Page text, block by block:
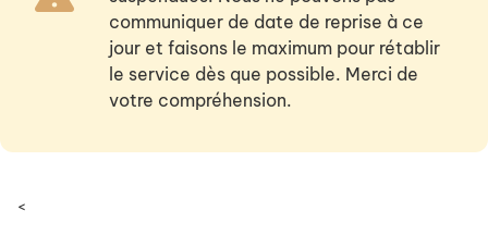
communiquer de date de reprise à ce
jour et faisons le maximum pour rétablir
le service dès que possible. Merci de
votre compréhension.
<